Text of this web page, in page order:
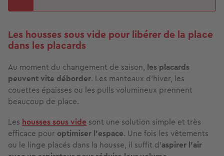
Les housses sous vide pour libérer de la place
dans les placards
Au moment du changement de saison, les placards
peuvent vite déborder. Les manteaux d’hiver, les
couettes épaisses ou les pulls volumineux prennent
beaucoup de place.
Les housses sous vide sont une solution simple et très
efficace pour optimiser l’espace. Une fois les vêtements
ou le linge placés dans la housse, il suffit d’aspirer l’air